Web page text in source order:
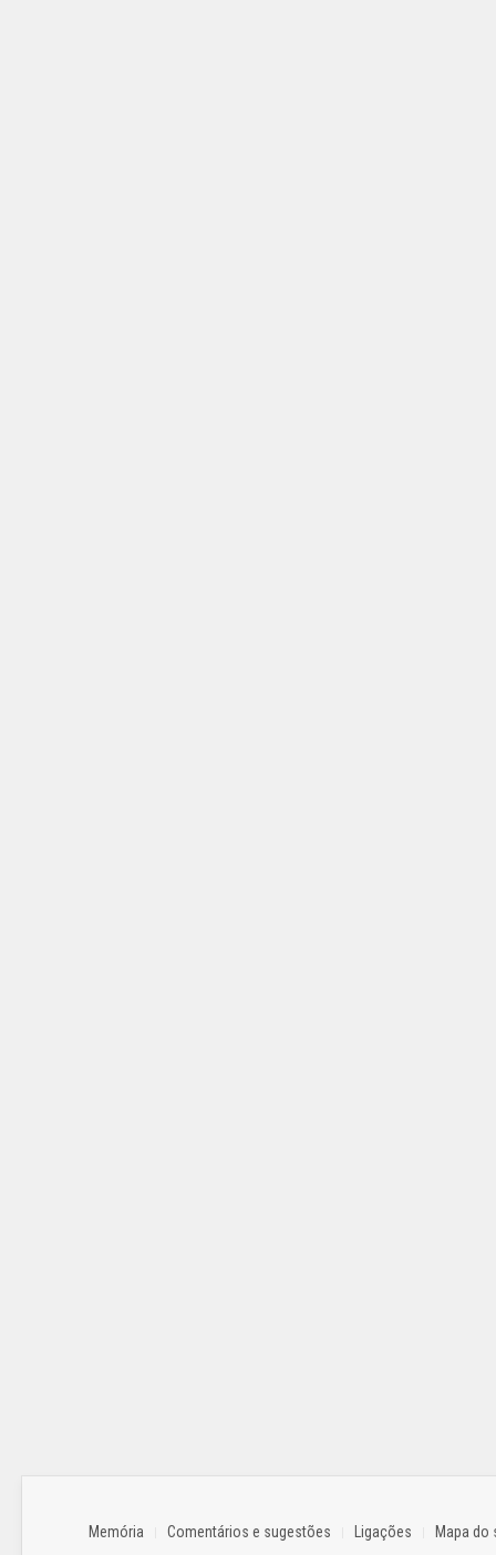
Memória Comentários e sugestões Ligações Mapa do